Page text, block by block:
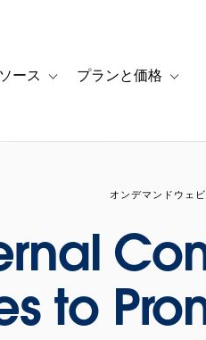
ストーリー
navigation for ソリューション
ース Toggle sub-navigation for リソ
プランと価格
オンデマンドウェ
to